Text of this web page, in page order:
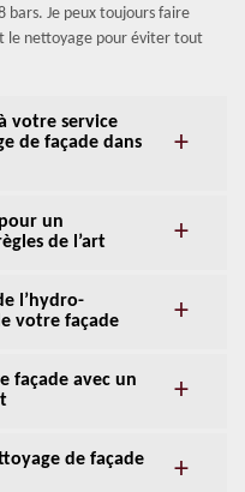
bars. Je peux toujours faire
le nettoyage pour éviter tout
votre service
de façade dans
un
de l’art
l’hydro-
votre façade
façade avec un
de façade